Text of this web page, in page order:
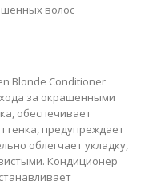
волос
Blonde Conditioner
за окрашенными
обеспечивает
предупреждает
облегчает укладку,
Кондиционер